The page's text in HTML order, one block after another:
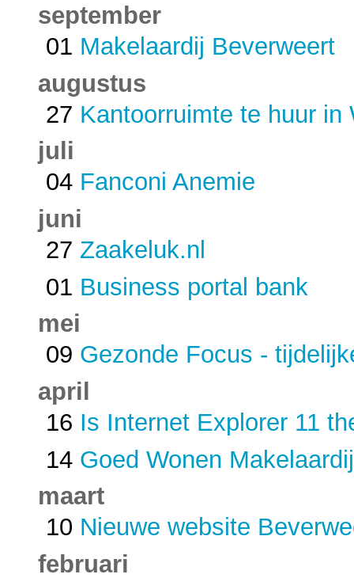
september
01 Makelaardij Beverweert
augustus
27 Kantoorruimte te huur in
juli
04 Fanconi Anemie
juni
27 Zaakeluk.nl
01 Business portal bank
mei
09 Gezonde Focus -
april
16 Is Internet Explorer 11
14 Goed Wonen Makelaardij
maart
10 Nieuwe website
februari